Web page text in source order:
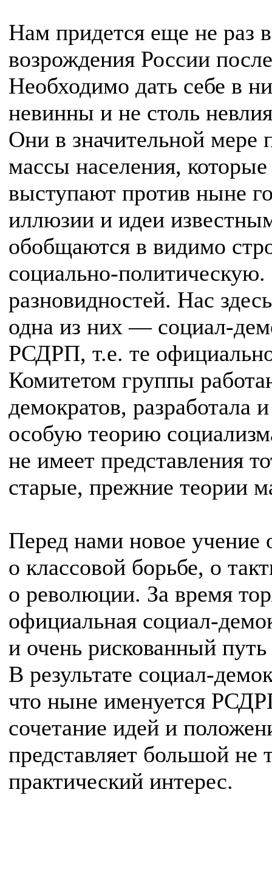
Нам придется еще не раз
возрождения России
Необходимо дать себе в
невинны и не столь
Они в значительной мере
массы населения,
выступают против ныне
иллюзии и идеи
обобщаются в видимо
социально-
разновидностей. Нас
одна из них — социал-
РСДРП, т.е. те
Комитетом группы
демократов, разработала
особую теорию
не имеет представления
старые, прежние теории
Перед нами новое учение
о классовой борьбе, о
о революции. За время
официальная социал-
и очень рискованный
В результате социал-
что ныне именуется
сочетание идей и
представляет большой не
практический интерес.